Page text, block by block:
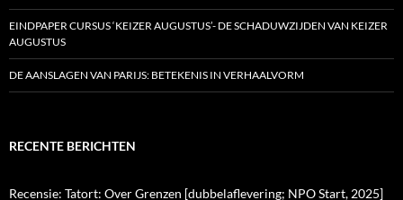
EINDPAPER CURSUS ‘KEIZER AUGUSTUS’- DE SCHADUWZIJDEN VAN KEIZER
AUGUSTUS
DE AANSLAGEN VAN PARIJS: BETEKENIS IN VERHAALVORM
RECENTE BERICHTEN
Recensie: Tatort: Over Grenzen [dubbelaflevering; NPO Start, 2025]